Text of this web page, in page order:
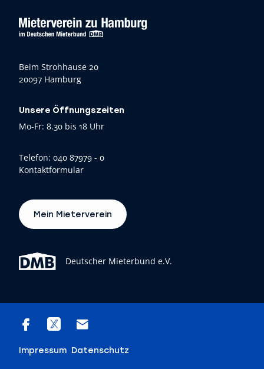
Beim Strohhause 20
20097 Hamburg
Unsere Öffnungszeiten
Mo-Fr: 8.30 bis 18 Uhr
Telefon: 040 87979 - 0
Kontaktformular
Deutscher Mieterbund e.V.
Mein Mieterverein
Impressum Datenschutz